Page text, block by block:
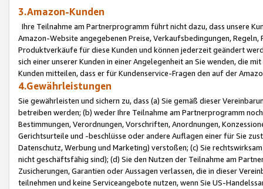
3.Amazon-Kunden
Ihre Teilnahme am Partnerprogramm führt nicht dazu, dass unsere
Amazon-Website angegebenen Preise, Verkaufsbedingungen,
Produktverkäufe für diese Kunden und können jederzeit geändert
sich einer unserer Kunden in einer Angelegenheit an Sie wenden, die
Kunden mitteilen, dass er für Kundenservice-Fragen den auf der
4.Gewährleistungen
Sie gewährleisten und sichern zu, dass (a) Sie gemäß dieser
betreiben werden; (b) weder Ihre Teilnahme am Partnerprogramm
Bestimmungen, Verordnungen, Vorschriften, Anordnungen,
Gerichtsurteile und -beschlüsse oder andere Auflagen einer für Sie
Datenschutz, Werbung und Marketing) verstoßen; (c) Sie
nicht geschäftsfähig sind); (d) Sie den Nutzen der Teilnahme am
Zusicherungen, Garantien oder Aussagen verlassen, die in dieser
teilnehmen und keine Serviceangebote nutzen, wenn Sie US-